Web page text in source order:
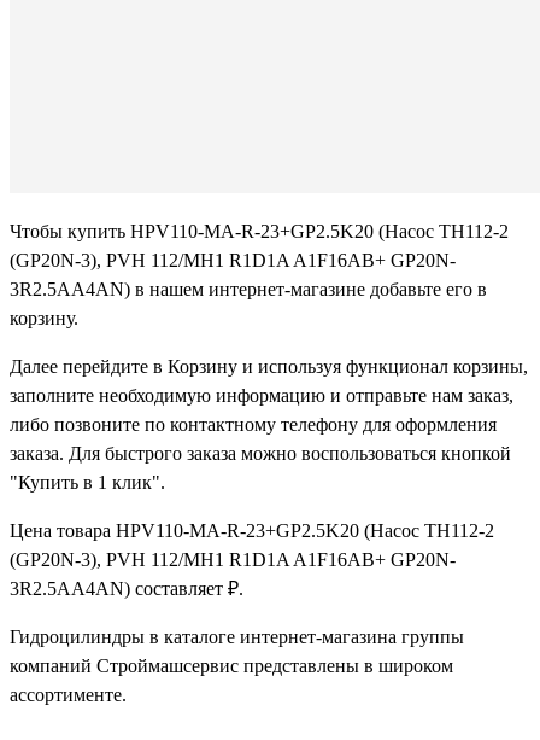
Чтобы купить HPV110-MA-R-23+GP2.5K20 (Насос ТН112-2
(GP20N-3), PVH 112/MH1 R1D1A A1F16AB+ GP20N-
3R2.5AA4АN) в нашем интернет-магазине добавьте его в
корзину.
Далее перейдите в Корзину и используя функционал корзины,
заполните необходимую информацию и отправьте нам заказ,
либо позвоните по контактному телефону для оформления
заказа. Для быстрого заказа можно воспользоваться кнопкой
"Купить в 1 клик".
Цена товара HPV110-MA-R-23+GP2.5K20 (Насос ТН112-2
(GP20N-3), PVH 112/MH1 R1D1A A1F16AB+ GP20N-
3R2.5AA4АN) составляет ₽.
Гидроцилиндры в каталоге интернет-магазина группы
компаний Строймашсервис представлены в широком
ассортименте.